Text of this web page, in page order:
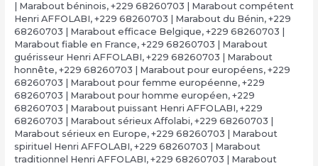
| Marabout béninois, +229 68260703 | Marabout compétent
Henri AFFOLABI, +229 68260703 | Marabout du Bénin, +229
68260703 | Marabout efficace Belgique, +229 68260703 |
Marabout fiable en France, +229 68260703 | Marabout
guérisseur Henri AFFOLABI, +229 68260703 | Marabout
honnête, +229 68260703 | Marabout pour européens, +229
68260703 | Marabout pour femme européenne, +229
68260703 | Marabout pour homme européen, +229
68260703 | Marabout puissant Henri AFFOLABI, +229
68260703 | Marabout sérieux Affolabi, +229 68260703 |
Marabout sérieux en Europe, +229 68260703 | Marabout
spirituel Henri AFFOLABI, +229 68260703 | Marabout
traditionnel Henri AFFOLABI, +229 68260703 | Marabout